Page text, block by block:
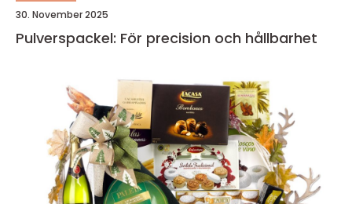
30. November 2025
Pulverspackel: För precision och hållbarhet